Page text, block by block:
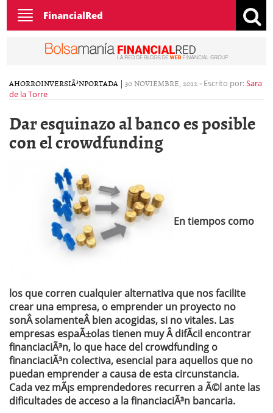
Toggle
navigation
FinancialRed
AHORROINVERSIÃ³NPORTADA | 30 NOVIEMBRE, 2012- Escrito por:Sara
de la Torre
Dar esquinazo al banco es posible
con el crowdfunding
En tiempos como
los que corren cualquier alternativa que nos facilite
crear una empresa, o emprender un proyecto no
sonÂ solamenteÂ bien acogidas, si no vitales. Las
empresas espaÃ±olas tienen muy Â difÃ­cil encontrar
financiaciÃ³n, lo que hace del crowdfunding o
financiaciÃ³n colectiva, esencial para aquellos que no
puedan emprender a causa de esta circunstancia.
Cada vez mÃ¡s emprendedores recurren a Ã©l ante las
dificultades de acceso a la financiaciÃ³n bancaria.